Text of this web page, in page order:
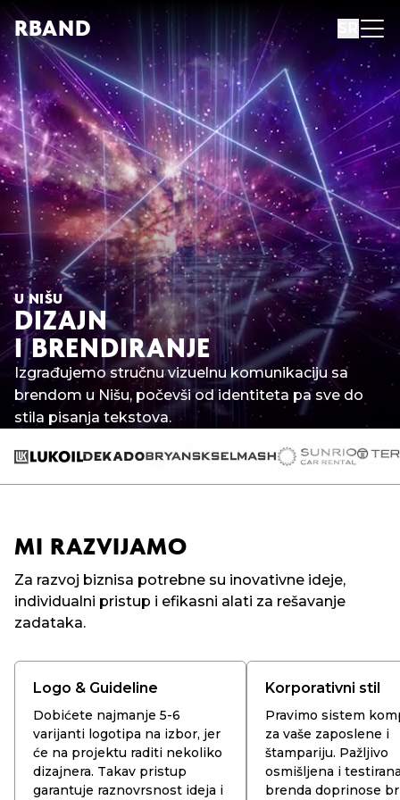
RBAND
DIZAJN
I BRENDIRANJE
U NIŠU
Izgrađujemo stručnu vizuelnu komunikaciju sa
brendom u Nišu, počevši od identiteta pa sve do
stila pisanja tekstova.
MI RAZVIJAMO
Za razvoj biznisa potrebne su inovativne ideje,
individualni pristup i efikasni alati za rešavanje
zadataka.
Logo & Guideline
Dobićete najmanje 5-6
varijanti logotipa na izbor, jer
će na projektu raditi nekoliko
dizajnera. Takav pristup
garantuje raznovrsnost ideja i
Korporativni stil
Pravimo sistem
za vaše zaposlene i
štampariju. Pažljivo
osmišljena i
brenda doprinose